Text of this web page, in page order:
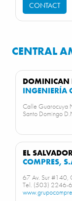
CONTACT
CENTRAL
DOMINICAN
INGENIERÍA
Calle Guarocuya
Santo Domingo
EL
COMPRES,
67 Av. Sur #140,
Tel. (503) 2246-